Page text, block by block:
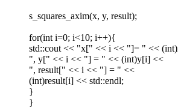
s_squares_axim(x, y, result);
for(int i=0; i<10; i++){
std::cout << "x[" << i << "]= " <<
", y[" << i << "] = " << (int)y[i] <<
", result[" << i << "] = " <<
(int)result[i] << std::endl;
}
}